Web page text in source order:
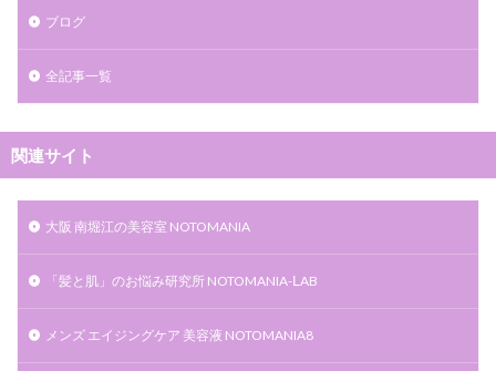
ブログ
全記事一覧
関連サイト
大阪 南堀江の美容室 NOTOMANIA
「髪と肌」のお悩み研究所 NOTOMANIA-ⅬAB
メンズ エイジングケア 美容液 NOTOMANIA8